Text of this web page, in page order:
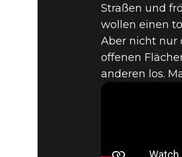
TOP
Straßen und
wollen einen
Aber nicht nur
offenen
anderen los.